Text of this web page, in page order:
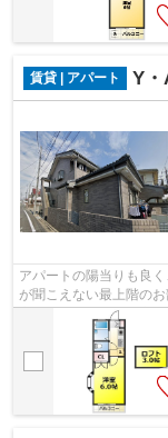
賃貸 | アパート Y・
アパートの陽当りも良
が聞こえない最上階の
高いアパートです。交